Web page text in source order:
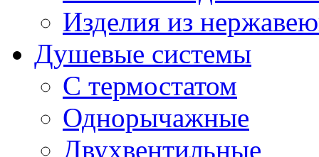
Изделия из
Душевые системы
С термостатом
Однорычажные
Двухвентильные